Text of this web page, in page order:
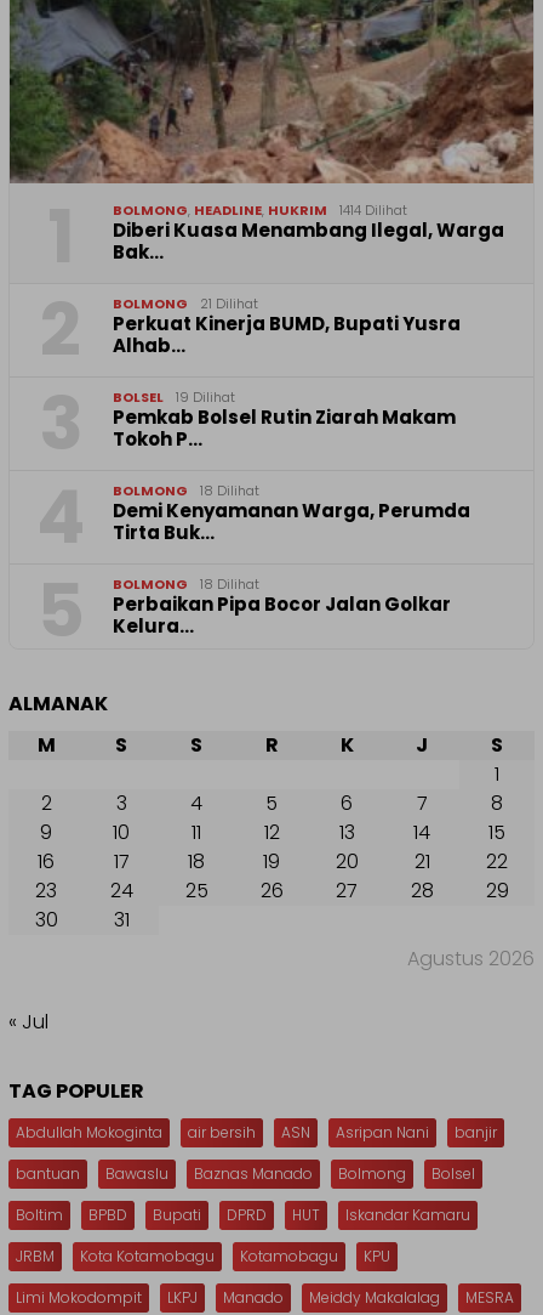
BOLMONG, HEADLINE, HUKRIM 1414 Dilihat
Diberi Kuasa Menambang Ilegal, Warga
Bak…
BOLMONG 21 Dilihat
Perkuat Kinerja BUMD, Bupati Yusra
Alhab…
BOLSEL 19 Dilihat
Pemkab Bolsel Rutin Ziarah Makam
Tokoh P…
BOLMONG 18 Dilihat
Demi Kenyamanan Warga, Perumda
Tirta Buk…
BOLMONG 18 Dilihat
Perbaikan Pipa Bocor Jalan Golkar
Kelura…
ALMANAK
Agustus 2026
M S S R K J
S
1
2
3 4 5 6 7
8
9
10 11 12 13 14
15
16
17 18 19 20 21
22
23
24 25 26 27 28
29
30
31
« Jul
TAG POPULER
Abdullah Mokoginta air bersih ASN Asripan Nani
banjir
bantuan
Bawaslu Baznas Manado Bolmong
Bolsel
Boltim
BPBD Bupati DPRD HUT
Iskandar Kamaru
JRBM
Kota Kotamobagu Kotamobagu
KPU
Limi Mokodompit
LKPJ Manado Meiddy Makalalag
MESRA